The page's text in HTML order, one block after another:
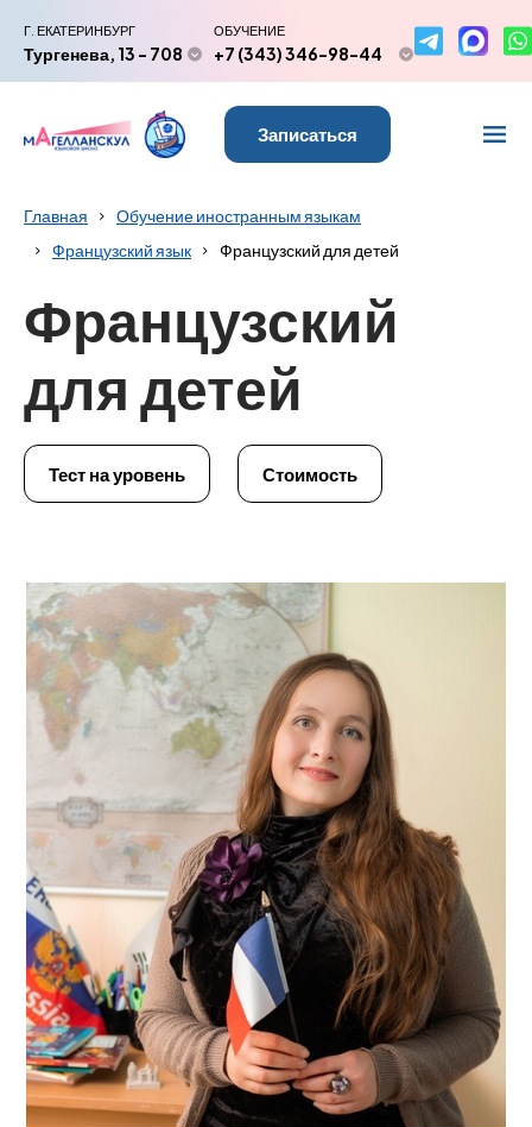
Г. ЕКАТЕРИНБУРГ
Тургенева, 13 - 708
ОБУЧЕНИЕ
+7 (343) 346-98-44
Записаться
Главная
Обучение иностранным языкам
Французский язык
Французский для детей
Французский
для детей
Тест на уровень Стоимость